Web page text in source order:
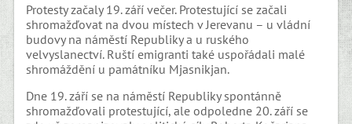
Protesty začaly 19. září večer. Protestující se začali
shromažďovat na dvou místech v Jerevanu – u vládní
budovy na náměstí Republiky a u ruského
velvyslanectví. Ruští emigranti také uspořádali malé
shromáždění u památníku Mjasnikjan.
Dne 19. září se na náměstí Republiky spontánně
shromažďovali protestující, ale odpoledne 20. září se